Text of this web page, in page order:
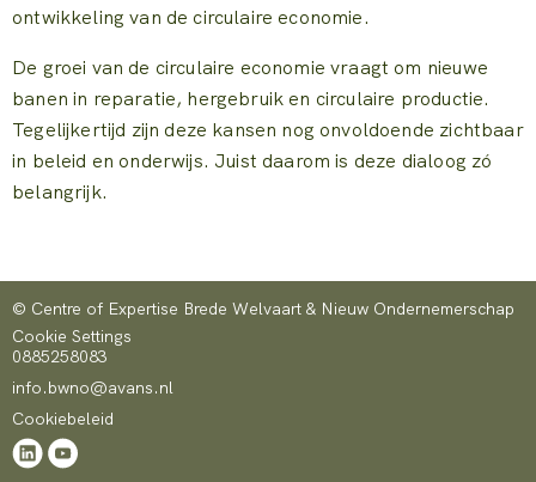
ontwikkeling van de circulaire economie.
De groei van de circulaire economie vraagt om nieuwe
banen in reparatie, hergebruik en circulaire productie.
Tegelijkertijd zijn deze kansen nog onvoldoende zichtbaar
in beleid en onderwijs. Juist daarom is deze dialoog zó
belangrijk.
© Centre of Expertise Brede Welvaart & Nieuw Ondernemerschap
Cookie Settings
0885258083
info.bwno@avans.nl
Cookiebeleid